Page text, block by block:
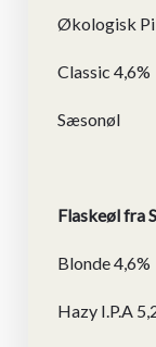
Økologisk
Classic 4,6%
Sæsonøl
Flaskeøl fra
Blonde 4,6%
Hazy I.P.A